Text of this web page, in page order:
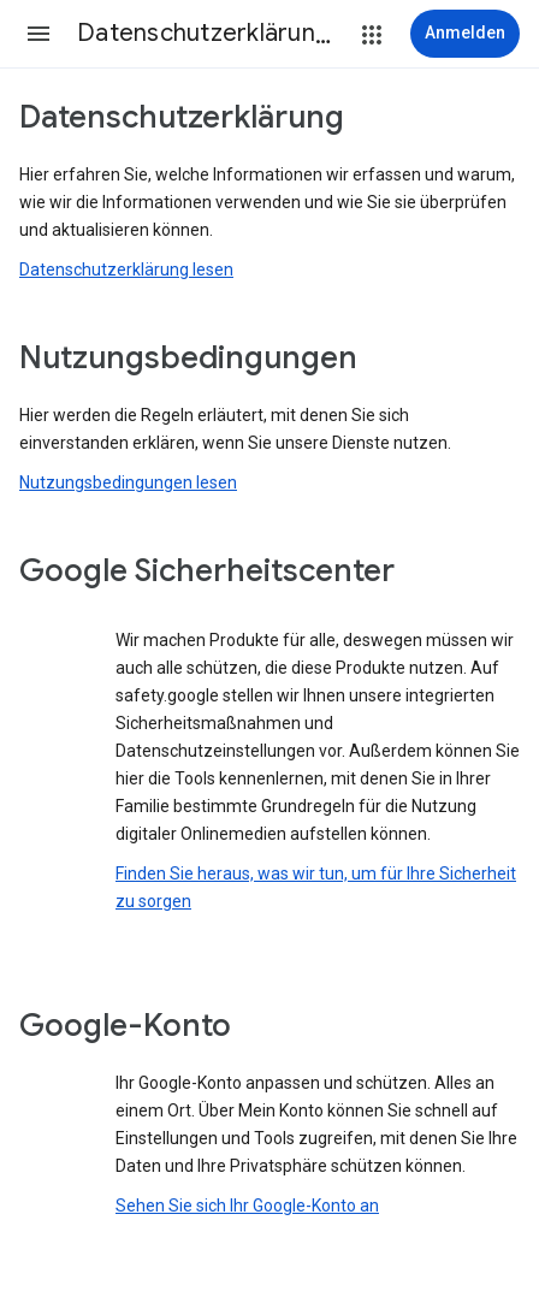
Datenschutzerklärung & Nutzungsbedingungen Anmelden
Datenschutzerklärung
Hier erfahren Sie, welche Informationen wir erfassen und warum,
wie wir die Informationen verwenden und wie Sie sie überprüfen
und aktualisieren können.
Datenschutzerklärung lesen
Nutzungsbedingungen
Hier werden die Regeln erläutert, mit denen Sie sich
einverstanden erklären, wenn Sie unsere Dienste nutzen.
Nutzungsbedingungen lesen
Google Sicherheitscenter
Wir machen Produkte für alle, deswegen müssen wir
auch alle schützen, die diese Produkte nutzen. Auf
safety.google stellen wir Ihnen unsere integrierten
Sicherheitsmaßnahmen und
Datenschutzeinstellungen vor. Außerdem können Sie
hier die Tools kennenlernen, mit denen Sie in Ihrer
Familie bestimmte Grundregeln für die Nutzung
digitaler Onlinemedien aufstellen können.
Finden Sie heraus, was wir tun, um für Ihre Sicherheit
zu sorgen
Google-Konto
Ihr Google-Konto anpassen und schützen. Alles an
einem Ort. Über Mein Konto können Sie schnell auf
Einstellungen und Tools zugreifen, mit denen Sie Ihre
Daten und Ihre Privatsphäre schützen können.
Sehen Sie sich Ihr Google-Konto an